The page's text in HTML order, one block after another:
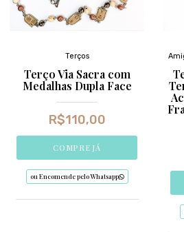
Terços
Terço Via Sacra com
Medalhas Dupla Face
R$110,00
COMPRE JÁ
ou Encomende pelo Whatsapp